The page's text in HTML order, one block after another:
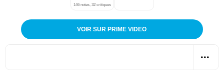
146 notes, 32 critiques
VOIR SUR PRIME VIDEO